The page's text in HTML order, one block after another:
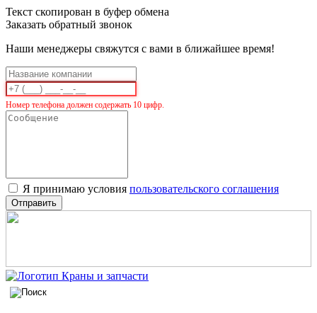
Текст скопирован в буфер обмена
Заказать обратный звонок
Наши менеджеры свяжутся с вами в ближайшее время!
Номер телефона должен содержать 10 цифр.
Я принимаю условия пользовательского соглашения
Отправить